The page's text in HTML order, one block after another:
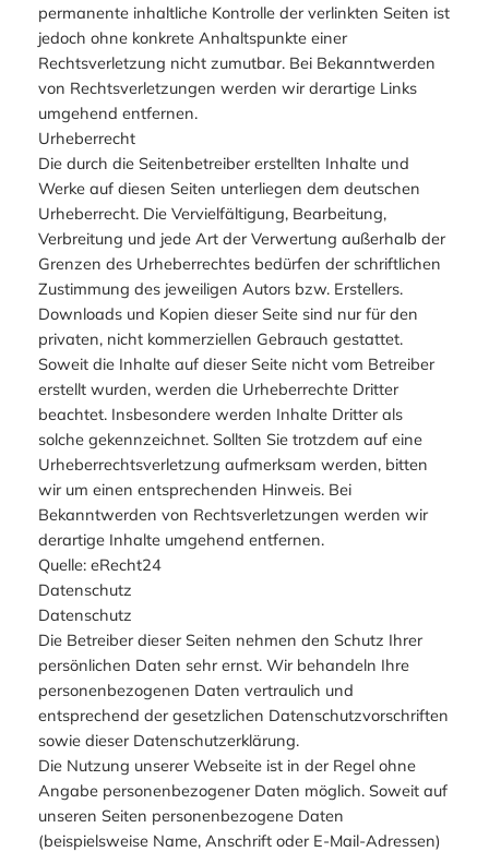
permanente inhaltliche Kontrolle der verlinkten Seiten ist
jedoch ohne konkrete Anhaltspunkte einer
Rechtsverletzung nicht zumutbar. Bei Bekanntwerden
von Rechtsverletzungen werden wir derartige Links
umgehend entfernen.
Urheberrecht
Die durch die Seitenbetreiber erstellten Inhalte und
Werke auf diesen Seiten unterliegen dem deutschen
Urheberrecht. Die Vervielfältigung, Bearbeitung,
Verbreitung und jede Art der Verwertung außerhalb der
Grenzen des Urheberrechtes bedürfen der schriftlichen
Zustimmung des jeweiligen Autors bzw. Erstellers.
Downloads und Kopien dieser Seite sind nur für den
privaten, nicht kommerziellen Gebrauch gestattet.
Soweit die Inhalte auf dieser Seite nicht vom Betreiber
erstellt wurden, werden die Urheberrechte Dritter
beachtet. Insbesondere werden Inhalte Dritter als
solche gekennzeichnet. Sollten Sie trotzdem auf eine
Urheberrechtsverletzung aufmerksam werden, bitten
wir um einen entsprechenden Hinweis. Bei
Bekanntwerden von Rechtsverletzungen werden wir
derartige Inhalte umgehend entfernen.
Quelle: eRecht24
Datenschutz
Datenschutz
Die Betreiber dieser Seiten nehmen den Schutz Ihrer
persönlichen Daten sehr ernst. Wir behandeln Ihre
personenbezogenen Daten vertraulich und
entsprechend der gesetzlichen Datenschutzvorschriften
sowie dieser Datenschutzerklärung.
Die Nutzung unserer Webseite ist in der Regel ohne
Angabe personenbezogener Daten möglich. Soweit auf
unseren Seiten personenbezogene Daten
(beispielsweise Name, Anschrift oder E-Mail-Adressen)